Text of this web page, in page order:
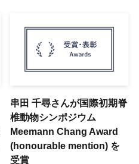
串田 千尋さんが国際初期脊
椎動物シンポジウム
Meemann Chang Award
(honourable mention) を
受賞